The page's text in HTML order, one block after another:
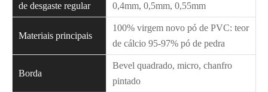
de desgaste regular
0,4mm, 0,5mm, 0,55mm
Materiais principais
100% virgem novo pó de PVC: teor
de cálcio 95-97% pó de pedra
Borda
Bevel quadrado, micro, chanfro
pintado